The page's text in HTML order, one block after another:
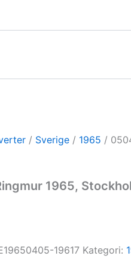
/ Sverige / 1965 /
1965,
19617 Kategori: